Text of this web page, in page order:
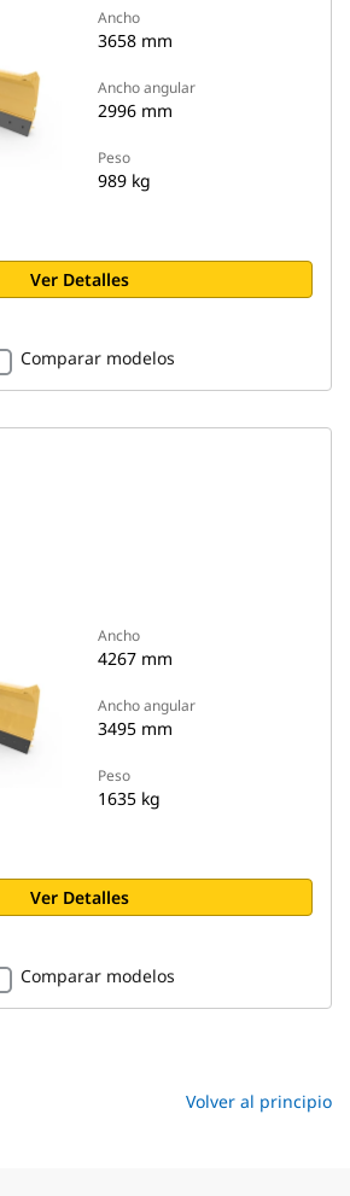
Ancho
3658 mm
Ancho angular
2996 mm
Peso
989 kg
Ver Detalles
Comparar modelos
Ancho
4267 mm
Ancho angular
3495 mm
Peso
1635 kg
Ver Detalles
Comparar modelos
Volver al principio